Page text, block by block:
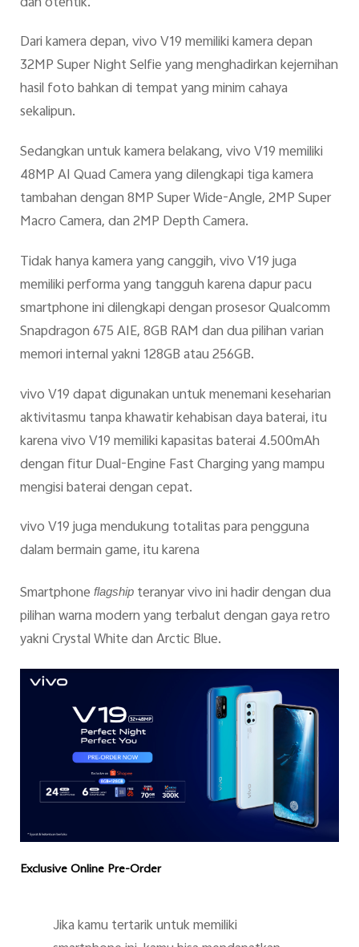
Dari kamera depan, vivo V19 memiliki kamera depan
32MP Super Night Selfie yang menghadirkan kejernihan
hasil foto bahkan di tempat yang minim cahaya
sekalipun.
Sedangkan untuk kamera belakang, vivo V19 memiliki
48MP AI Quad Camera yang dilengkapi tiga kamera
tambahan dengan 8MP Super Wide-Angle, 2MP Super
Macro Camera, dan 2MP Depth Camera.
Tidak hanya kamera yang canggih, vivo V19 juga
memiliki performa yang tangguh karena dapur pacu
smartphone ini dilengkapi dengan prosesor Qualcomm
Snapdragon 675 AIE, 8GB RAM dan dua pilihan varian
memori internal yakni 128GB atau 256GB.
vivo V19 dapat digunakan untuk menemani keseharian
aktivitasmu tanpa khawatir kehabisan daya baterai, itu
karena vivo V19 memiliki kapasitas baterai 4.500mAh
dengan fitur Dual-Engine Fast Charging yang mampu
mengisi baterai dengan cepat.
vivo V19 juga mendukung totalitas para pengguna
dalam bermain game, itu karena
Smartphone flagshipteranyar vivo ini hadir dengan dua
pilihan warna modern yang terbalut dengan gaya retro
yakni Crystal White dan Arctic Blue.
Exclusive Online Pre-Order
Jika kamu tertarik untuk memiliki